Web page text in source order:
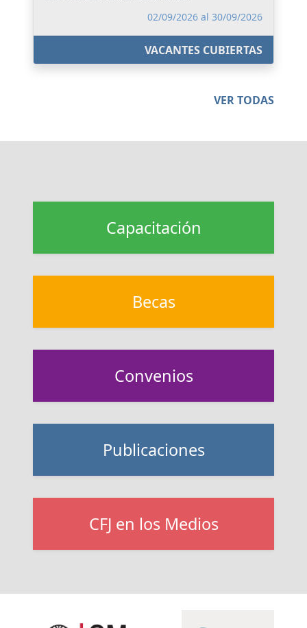
02/09/2026 al 30/09/2026
VACANTES CUBIERTAS
VER TODAS
Capacitación
Becas
Convenios
Publicaciones
CFJ en los Medios